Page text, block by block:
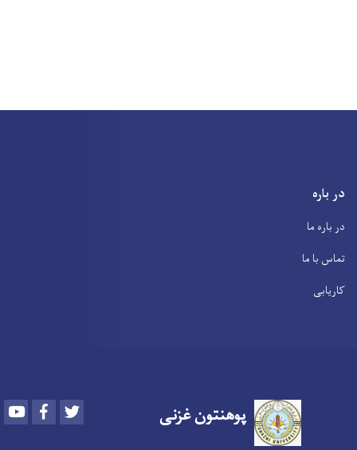
در باره
در باره ما
تماس با ما
کاریابی
پوهنتونغزنی Youtube Facebook